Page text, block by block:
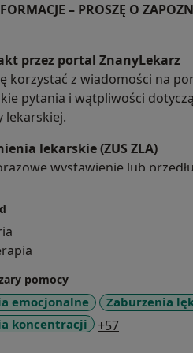
– PROSZĘ O
przez portal ZnanyLekarz
korzystać z wiadomości na
pytania i wątpliwości
lekarskiej.
lekarskie (ZUS ZLA)
wystawienie lub
lekarskiej i oceny aktualnego
medycznej która jest
wystawione wyłącznie
uniemożliwiających
recepty wymaga wizyty
aktualnego stanu zdrowia.
pomocy
emocjonalne Zaburzenia
koncentracji
+57